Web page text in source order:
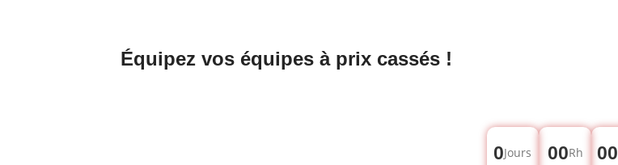
Équipez vos équipes à prix cassés !
0Jours 00Rh 00